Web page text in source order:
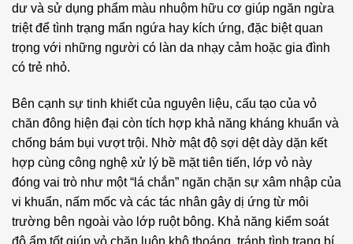
dư và sử dụng phẩm màu nhuộm hữu cơ giúp ngăn ngừa
triệt để tình trạng mẩn ngứa hay kích ứng, đặc biệt quan
trọng với những người có làn da nhạy cảm hoặc gia đình
có trẻ nhỏ.
Bên cạnh sự tinh khiết của nguyên liệu, cấu tạo của vỏ
chăn đông hiện đại còn tích hợp khả năng kháng khuẩn và
chống bám bụi vượt trội. Nhờ mật độ sợi dệt dày dặn kết
hợp cùng công nghệ xử lý bề mặt tiên tiến, lớp vỏ này
đóng vai trò như một “lá chắn” ngăn chặn sự xâm nhập của
vi khuẩn, nấm mốc và các tác nhân gây dị ứng từ môi
trường bên ngoài vào lớp ruột bông. Khả năng kiểm soát
độ ẩm tốt giúp vỏ chăn luôn khô thoáng, tránh tình trạng bí